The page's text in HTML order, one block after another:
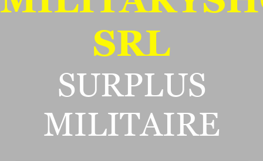
SRL
SURPLUS
MILITAIRE